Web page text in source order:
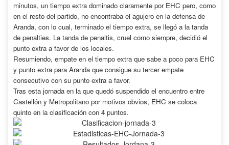
minutos, un tiempo extra dominado claramente por EHC pero, como
en el resto del partido, no encontraba el agujero en la defensa de
Aranda, con lo cual, terminado el tiempo extra, se llegó a la tanda
de penalties. La tanda de penaltis, cruel como siempre, decidió el
punto extra a favor de los locales.
Resumiendo, empate en el tiempo extra que sabe a poco para EHC
y punto extra para Aranda que consigue su tercer empate
consecutivo con su punto extra a favor.
Tras esta jornada en la que quedó suspendido el encuentro entre
Castellón y Metropolitano por motivos obvios, EHC se coloca
quinto en la clasificación con 4 puntos.